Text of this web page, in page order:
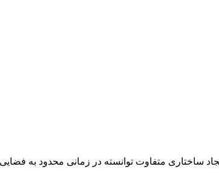
ساختاری متفاوت توانسته در زمانی محدود به